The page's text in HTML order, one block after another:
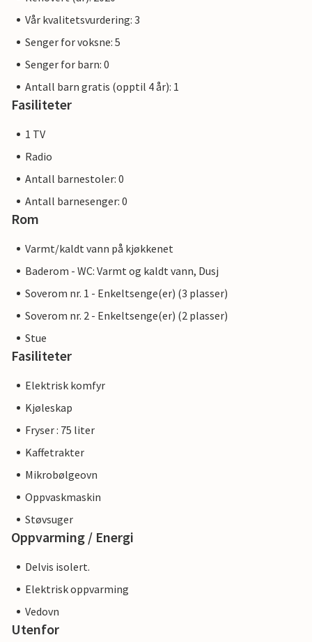
Vår kvalitetsvurdering: 3
Senger for voksne: 5
Senger for barn: 0
Antall barn gratis (opptil 4 år): 1
Fasiliteter
1 TV
Radio
Antall barnestoler: 0
Antall barnesenger: 0
Rom
Varmt/kaldt vann på kjøkkenet
Baderom - WC: Varmt og kaldt vann, Dusj
Soverom nr. 1 - Enkeltsenge(er) (3 plasser)
Soverom nr. 2 - Enkeltsenge(er) (2 plasser)
Stue
Fasiliteter
Elektrisk komfyr
Kjøleskap
Fryser : 75 liter
Kaffetrakter
Mikrobølgeovn
Oppvaskmaskin
Støvsuger
Oppvarming / Energi
Delvis isolert.
Elektrisk oppvarming
Vedovn
Utenfor